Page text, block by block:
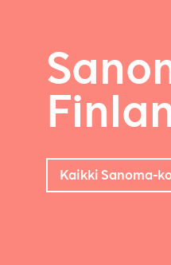
Kaikki Sanoma-